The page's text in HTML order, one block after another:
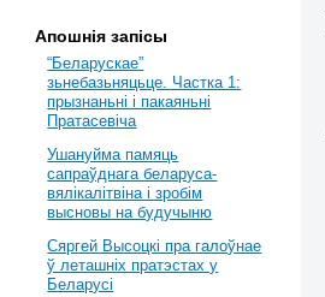
Апошнія запісы
“Беларускае”
зьнебазьняцьце. Частка 1:
прызнаньні і пакаяньні
Пратасевіча
Ушануйма памяць
сапраўднага беларуса-
вялікалітвіна і зробім
высновы на будучыню
Сяргей Высоцкі пра галоўнае
ў леташніх пратэстах у
Беларусі